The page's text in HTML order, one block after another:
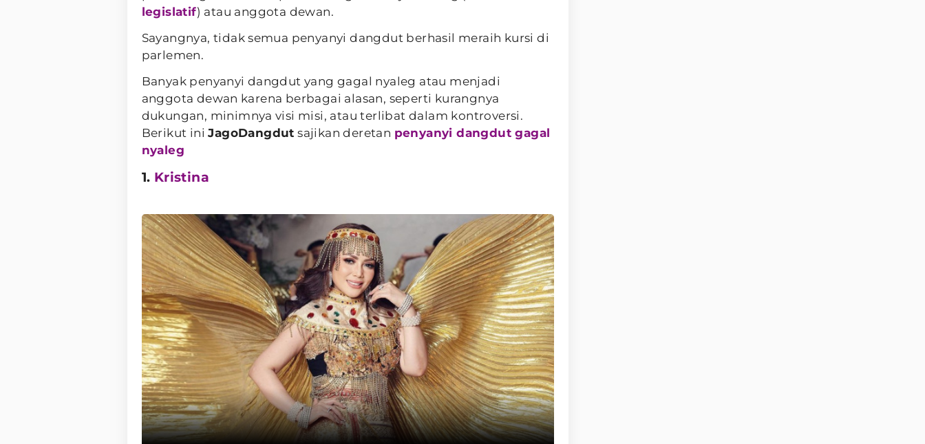
legislatif) atau anggota dewan.
Sayangnya, tidak semua penyanyi dangdut berhasil meraih kursi di
parlemen.
Banyak penyanyi dangdut yang gagal nyaleg atau menjadi
anggota dewan karena berbagai alasan, seperti kurangnya
dukungan, minimnya visi misi, atau terlibat dalam kontroversi.
Berikut iniJagoDangdut sajikan deretan penyanyi dangdut gagal
nyaleg
1. Kristina